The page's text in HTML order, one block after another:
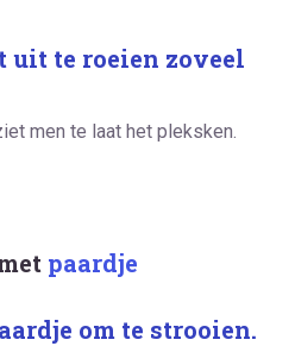
uit te roeien zoveel
men te laat het pleksken.
paardje
om te strooien.